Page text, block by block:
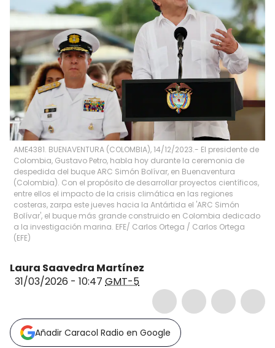
AME4381. BUENAVENTURA (COLOMBIA), 14/12/2023.- El presidente de
Colombia, Gustavo Petro, habla hoy durante la ceremonia de
despedida del buque ARC Simón Bolívar, en Buenaventura
(Colombia). Con el propósito de desarrollar proyectos científicos,
entre ellos el impacto de la crisis climática en las regiones
costeras, zarpa este jueves hacia la Antártida el 'ARC Simón
Bolívar', el buque más grande construido en Colombia dedicado
a la investigación marina. EFE/ Carlos Ortega / Carlos Ortega
(EFE)
Laura Saavedra Martínez
31/03/2026 - 10:47 GMT-5
Añadir Caracol Radio en Google